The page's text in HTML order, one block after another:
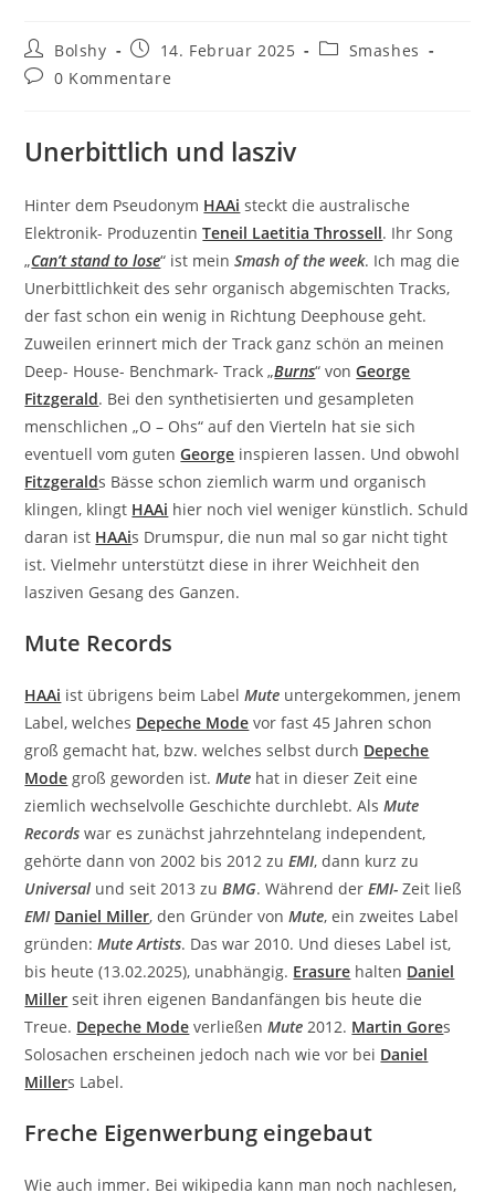
Beitrags-
Autor:
Bolshy
Beitrag
veröffentlicht:
14. Februar 2025
Beitrags-
Smashes
Beitrags-
0 Kommentare
Unerbittlich und lasziv
Hinter dem Pseudonym HAAi steckt die australische
Elektronik- ProduzentinTeneil Laetitia Throssell. Ihr Song
„Can’t stand to lose“ ist meinSmash of the week. Ich mag die
Unerbittlichkeit des sehr organisch abgemischten Tracks,
der fast schon ein wenig in Richtung Deephouse geht.
Zuweilen erinnert mich der Track ganz schön an meinen
Deep- House- Benchmark- Track „Burns“ vonGeorge
Fitzgerald. Bei den synthetisierten und gesampleten
menschlichen „O – Ohs“ auf den Vierteln hat sie sich
eventuell vom gutenGeorge inspieren lassen. Und obwohl
Fitzgeralds Bässe schon ziemlich warm und organisch
klingen, klingt HAAi hier noch viel weniger künstlich. Schuld
daran ist HAAis Drumspur, die nun mal so gar nicht tight
ist. Vielmehr unterstützt diese in ihrer Weichheit den
lasziven Gesang des Ganzen.
Mute Records
HAAi ist übrigens beim LabelMute untergekommen, jenem
Label, welches Depeche Mode vor fast 45 Jahren schon
groß gemacht hat, bzw. welches selbst durch Depeche
Mode groß geworden ist.Mute hat in dieser Zeit eine
ziemlich wechselvolle Geschichte durchlebt. AlsMute
Records war es zunächst jahrzehntelang independent,
gehörte dann von 2002 bis 2012 zu EMI, dann kurz zu
Universal und seit 2013 zuBMG. Während derEMI- Zeit ließ
EMI Daniel Miller, den Gründer vonMute, ein zweites Label
gründen:Mute Artists. Das war 2010. Und dieses Label ist,
bis heute (13.02.2025), unabhängig. Erasure halten Daniel
Miller seit ihren eigenen Bandanfängen bis heute die
Treue. Depeche Mode verließenMute 2012. Martin Gores
Solosachen erscheinen jedoch nach wie vor bei Daniel
Millers Label.
Freche Eigenwerbung eingebaut
Wie auch immer. Bei wikipedia kann man noch nachlesen,